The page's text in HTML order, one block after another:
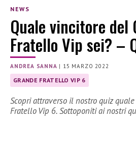
NEWS
Quale vincitore del
Fratello Vip sei? –
ANDREA SANNA | 15 MARZO 2022
GRANDE FRATELLO VIP 6
Scopri attraverso il nostro quiz
Fratello Vip 6. Sottoponiti ai nostri